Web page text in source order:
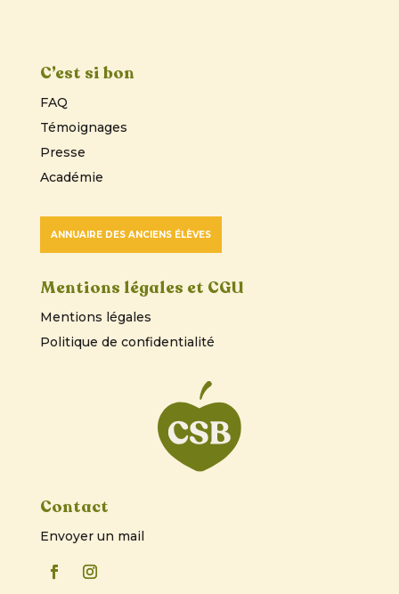
C’est si bon
FAQ
Témoignages
Presse
Académie
ANNUAIRE DES ANCIENS ÉLÈVES
Mentions légales et CGU
Mentions légales
Politique de confidentialité
Contact
Envoyer un mail